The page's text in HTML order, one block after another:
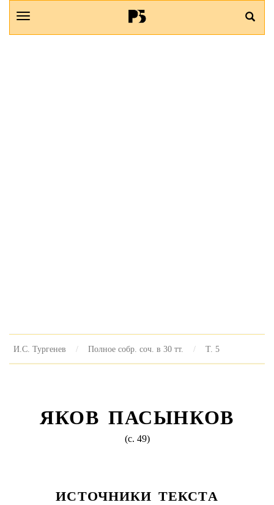
И.С. Тургенев Полное собр. соч. в 30 тт. Т. 5
ЯКОВ ПАСЫНКОВ
(с. 49)
ИСТОЧНИКИ ТЕКСТА